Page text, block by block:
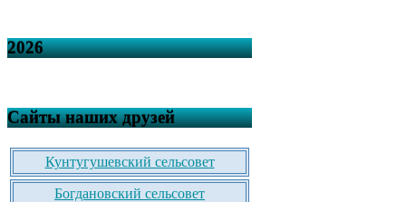
2026
Сайты наших друзей
Кунтугушевский сельсовет
Богдановский сельсовет